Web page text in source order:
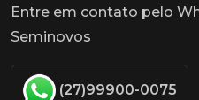
Entre em contato pelo
Seminovos
(27)99900-0075